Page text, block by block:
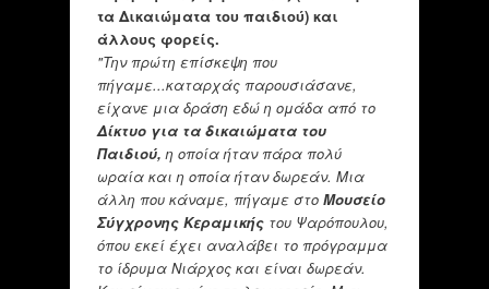
τα Δικαιώματα του παιδιού) και
άλλους φορείς.
"Την πρώτη επίσκεψη που
πήγαμε...καταρχάς παρουσιάσανε,
είχανε μια δράση εδώ η ομάδα από το
Δίκτυο για τα δικαιώματα του
Παιδιού,η οποία ήταν πάρα πολύ
ωραία και η οποία ήταν δωρεάν. Μια
άλλη που κάναμε, πήγαμε στο Μουσείο
Σύγχρονης Κεραμικήςτου Ψαρόπουλου,
όπου εκεί έχει αναλάβει το πρόγραμμα
το ίδρυμα Νιάρχος και είναι δωρεάν.